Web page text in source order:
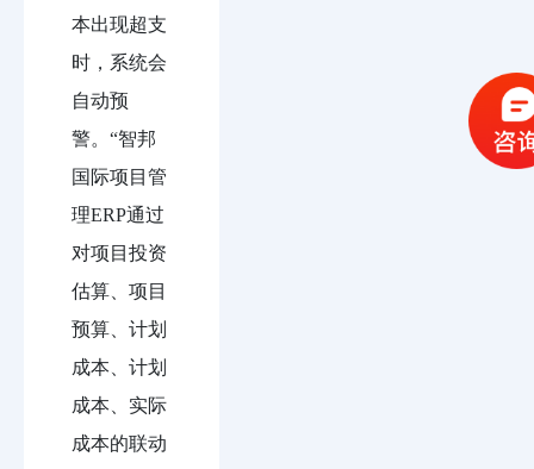
本出现超支
时，系统会
自动预
警。“智邦
国际项目管
理ERP通过
对项目投资
估算、项目
预算、计划
成本、计划
成本、实际
成本的联动